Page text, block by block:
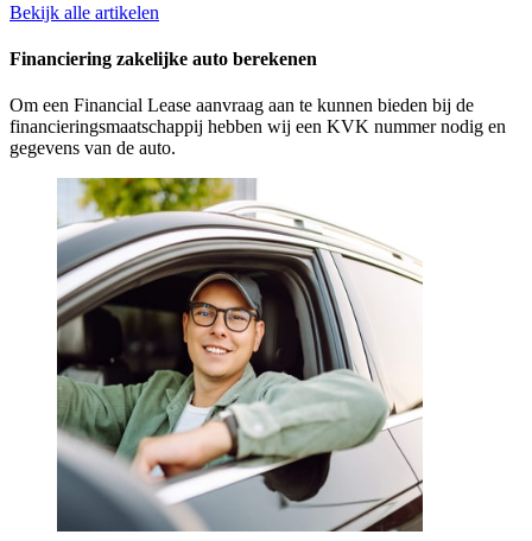
Bekijk alle artikelen
Financiering zakelijke auto berekenen
Om een Financial Lease aanvraag aan te kunnen bieden bij de
financieringsmaatschappij hebben wij een KVK nummer nodig en
gegevens van de auto.